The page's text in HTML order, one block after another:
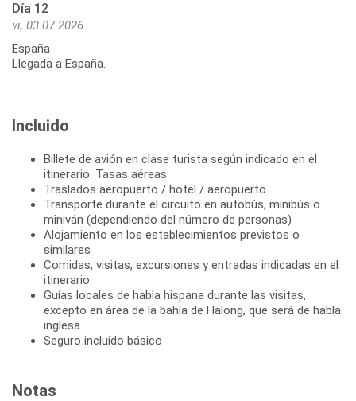
Día 12
vi, 03.07.2026
España
Llegada a España.
Incluido
Billete de avión en clase turista según indicado en el
itinerario. Tasas aéreas
Traslados aeropuerto / hotel / aeropuerto
Transporte durante el circuito en autobús, minibús o
miniván (dependiendo del número de personas)
Alojamiento en los establecimientos previstos o
similares
Comidas, visitas, excursiones y entradas indicadas en el
itinerario
Guías locales de habla hispana durante las visitas,
excepto en área de la bahía de Halong, que será de habla
inglesa
Seguro incluido básico
Notas